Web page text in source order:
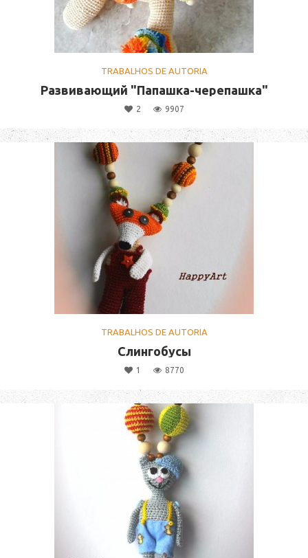
TRABALHOS DE AUTORIA
Развивающий "Папашка-черепашка"
2 9907
TRABALHOS DE AUTORIA
Слингобусы
1 8770